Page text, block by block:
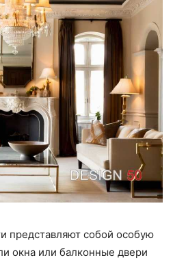
представляют собой особую
окна или балконные двери